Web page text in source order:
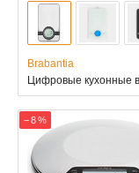
Brabantia
Цифровые кухонные
− 8 %